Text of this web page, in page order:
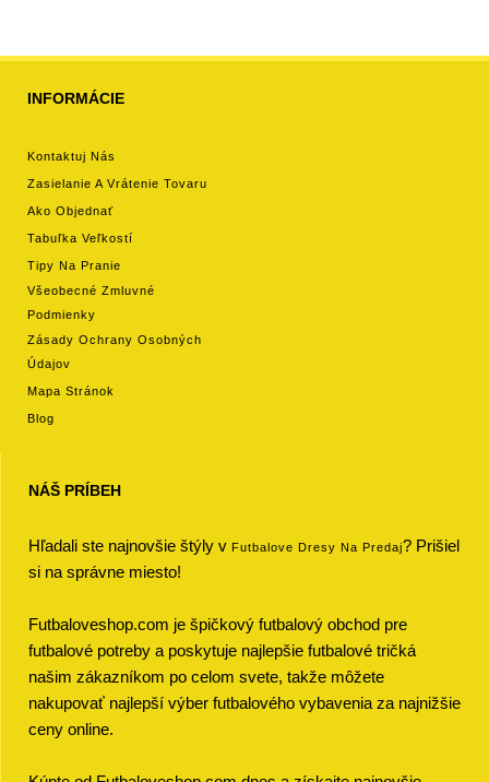
INFORMÁCIE
Kontaktuj Nás
Zasielanie A Vrátenie Tovaru
Ako Objednať
Tabuľka Veľkostí
Tipy Na Pranie
Všeobecné Zmluvné
Podmienky
Zásady Ochrany Osobných
Údajov
Mapa Stránok
Blog
NÁŠ PRÍBEH
Hľadali ste najnovšie štýly v Futbalove Dresy Na Predaj? Prišiel
si na správne miesto!
Futbaloveshop.com je špičkový futbalový obchod pre
futbalové potreby a poskytuje najlepšie futbalové tričká
našim zákazníkom po celom svete, takže môžete
nakupovať najlepší výber futbalového vybavenia za najnižšie
ceny online.